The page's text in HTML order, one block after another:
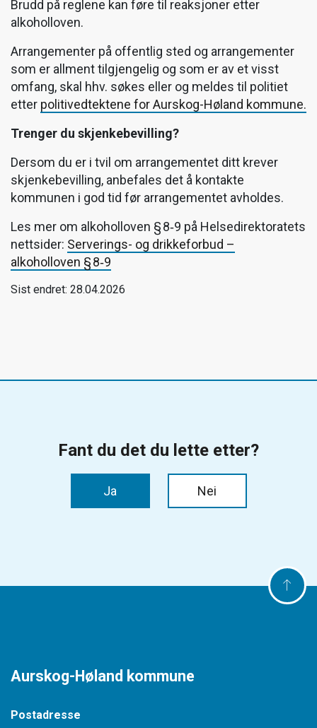
Brudd på reglene kan føre til reaksjoner etter
alkoholloven.
Arrangementer på offentlig sted og arrangementer
som er allment tilgjengelig og som er av et visst
omfang, skal hhv. søkes eller og meldes til politiet
etter politivedtektene for Aurskog-Høland kommune.
Trenger du skjenkebevilling?
Dersom du er i tvil om arrangementet ditt krever
skjenkebevilling, anbefales det å kontakte
kommunen i god tid før arrangementet avholdes.
Les mer om alkoholloven § 8‑9 på Helsedirektoratets
nettsider: Serverings- og drikkeforbud –
alkoholloven § 8‑9
Sist endret: 28.04.2026
Aurskog-Høland kommune
Postadresse